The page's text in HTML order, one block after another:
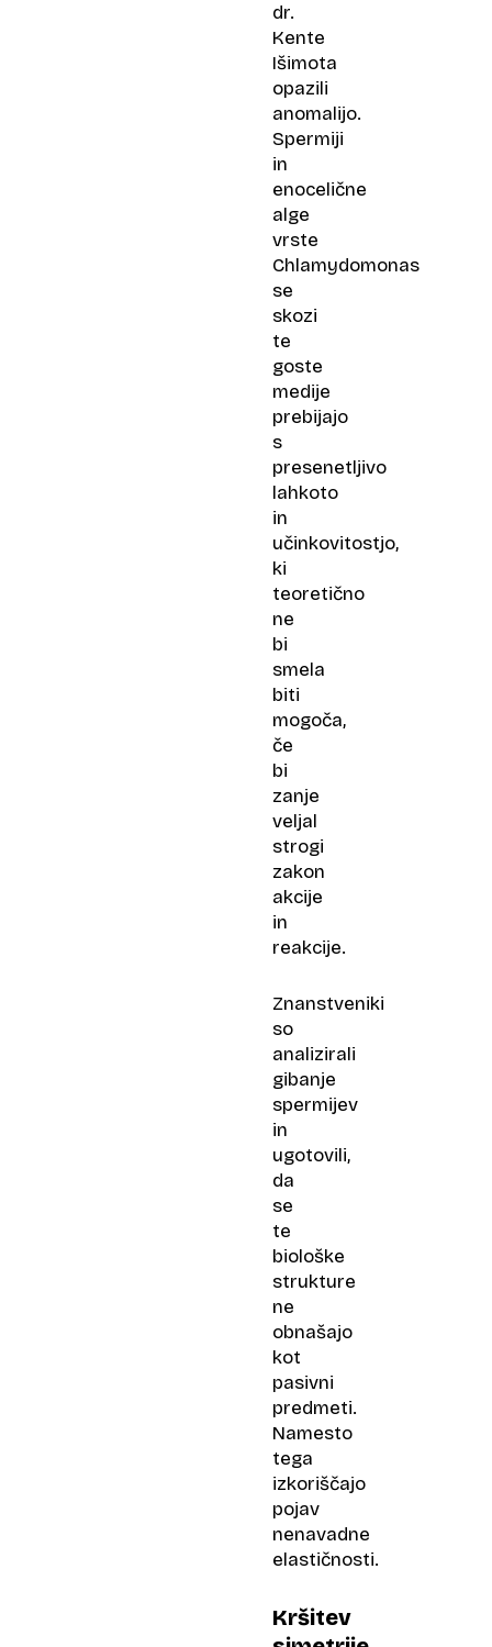
dr.
Kente
Išimota
opazili
anomalijo.
Spermiji
in
enocelične
alge
vrste
Chlamydomonas
se
skozi
te
goste
medije
prebijajo
s
presenetljivo
lahkoto
in
učinkovitostjo,
ki
teoretično
ne
bi
smela
biti
mogoča,
če
bi
zanje
veljal
strogi
zakon
akcije
in
reakcije.
Znanstveniki
so
analizirali
gibanje
spermijev
in
ugotovili,
da
se
te
biološke
strukture
ne
obnašajo
kot
pasivni
predmeti.
Namesto
tega
izkoriščajo
pojav
nenavadne
elastičnosti.
Kršitev